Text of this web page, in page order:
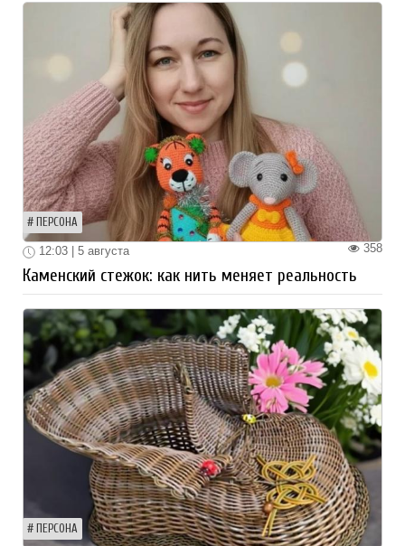
ПЕРСОНА
358
12:03 | 5 августа
Каменский стежок: как нить меняет реальность
ПЕРСОНА